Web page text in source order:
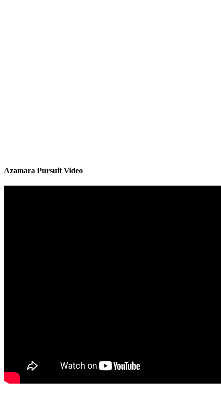
Azamara Pursuit Video